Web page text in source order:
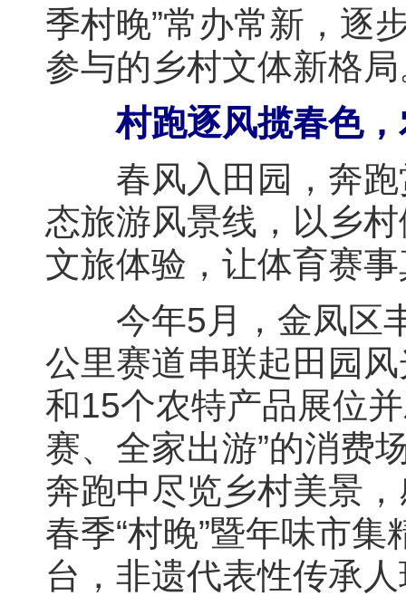
季村晚”常办常新，逐
参与的乡村文体新格
村跑逐风揽春色
春风入田园，奔跑
态旅游风景线，以乡
文旅体验，让体育赛
今年5月，金凤区丰
公里赛道串联起田园
和15个农特产品展位
赛、全家出游”的消费
奔跑中尽览乡村美景
春季“村晚”暨年味市
台，非遗代表性传承